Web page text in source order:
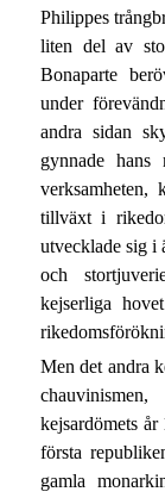
Philippes
liten del av
Bonaparte
under
andra sidan
gynnade hans
verksamheten,
tillväxt i
utvecklade sig i
och
kejserliga
Men det andra
kejsardömets
första
gamla